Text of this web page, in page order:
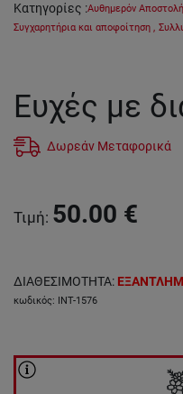
Κατηγορίες :Αυθημερόν Αποστολή
Συγχαρητήρια και αποφοίτηση ,
Ευχές με
Δωρεάν Μεταφορικά
Τιμή: 50.00 €
ΔΙΑΘΕΣΙΜΟΤΗΤΑ:
κωδικός: INT-1576